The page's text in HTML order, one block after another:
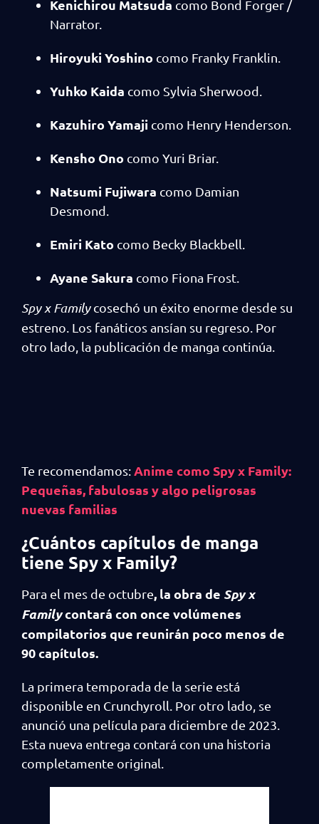
Kenichirou Matsuda como Bond Forger /
Narrator.
Hiroyuki Yoshino como Franky Franklin.
Yuhko Kaida como Sylvia Sherwood.
Kazuhiro Yamaji como Henry Henderson.
Kensho Ono como Yuri Briar.
Natsumi Fujiwara como Damian
Desmond.
Emiri Kato como Becky Blackbell.
Ayane Sakura como Fiona Frost.
Spy x Familycosechó un éxito enorme desde su
estreno. Los fanáticos ansían su regreso. Por
otro lado, la publicación de manga continúa.
Te recomendamos:Anime como Spy x Family:
Pequeñas, fabulosas y algo peligrosas
nuevas familias
¿Cuántos capítulos de manga
tiene Spy x Family?
Para el mes de octubre, la obra de Spy x
Familycontará con once volúmenes
compilatorios que reunirán poco menos de
90 capítulos.
La primera temporada de la serie está
disponible en Crunchyroll. Por otro lado, se
anunció una película para diciembre de 2023.
Esta nueva entrega contará con una historia
completamente original.